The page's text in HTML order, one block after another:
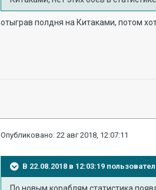
отыграв полдня на Китаками, потом
Опубликовано:22 авг 2018, 12:07:11
В 22.08.2018 в 12:03:19